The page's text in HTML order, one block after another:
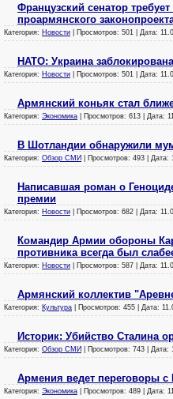
Французский сенатор
проармянского
Категория: Новости | Просмотров: 501 | Дата:
НАТО: Украина
Категория: Новости | Просмотров: 501 | Дата:
Армянский коньяк стал
Категория: Экономика | Просмотров: 613 | Дата:
В Шотландии обнаружили
Категория: Обзор СМИ | Просмотров: 493 | Дата:
Написавшая роман о
премии
Категория: Новости | Просмотров: 682 | Дата:
Командир Армии обороны
противника всегда был
Категория: Новости | Просмотров: 587 | Дата:
Армянский коллектив
Категория: Культура | Просмотров: 455 | Дата:
Историк: Убийство Сталина
Категория: Обзор СМИ | Просмотров: 743 | Дата:
Армения ведет переговоры с
Категория: Экономика | Просмотров: 489 | Дата: